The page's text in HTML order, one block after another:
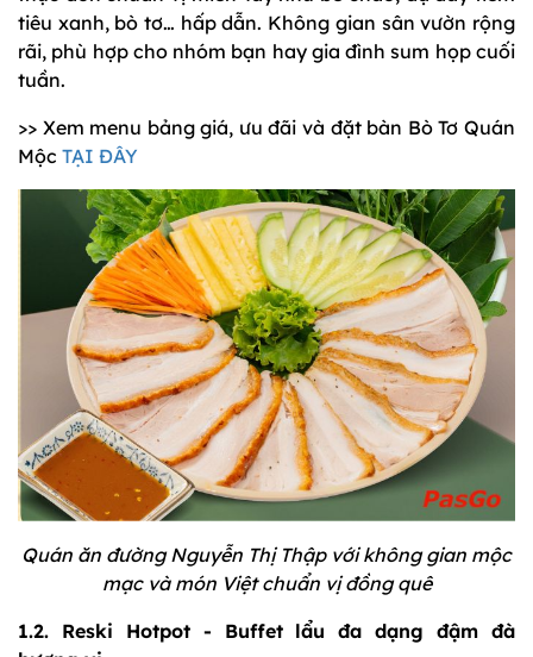
tiêu xanh, bò tơ… hấp dẫn. Không gian sân vườn rộng
rãi, phù hợp cho nhóm bạn hay gia đình sum họp cuối
tuần.
>> Xem menu bảng giá, ưu đãi và đặt bàn Bò Tơ Quán
Mộc TẠI ĐÂY
Quán ăn đường Nguyễn Thị Thập với không gian mộc
mạc và món Việt chuẩn vị đồng quê
1.2. Reski Hotpot - Buffet lẩu đa dạng đậm đà